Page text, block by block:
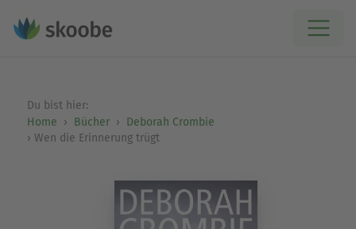
Du bist hier:
Home
Bücher
Deborah Crombie
Wen die Erinnerung trügt